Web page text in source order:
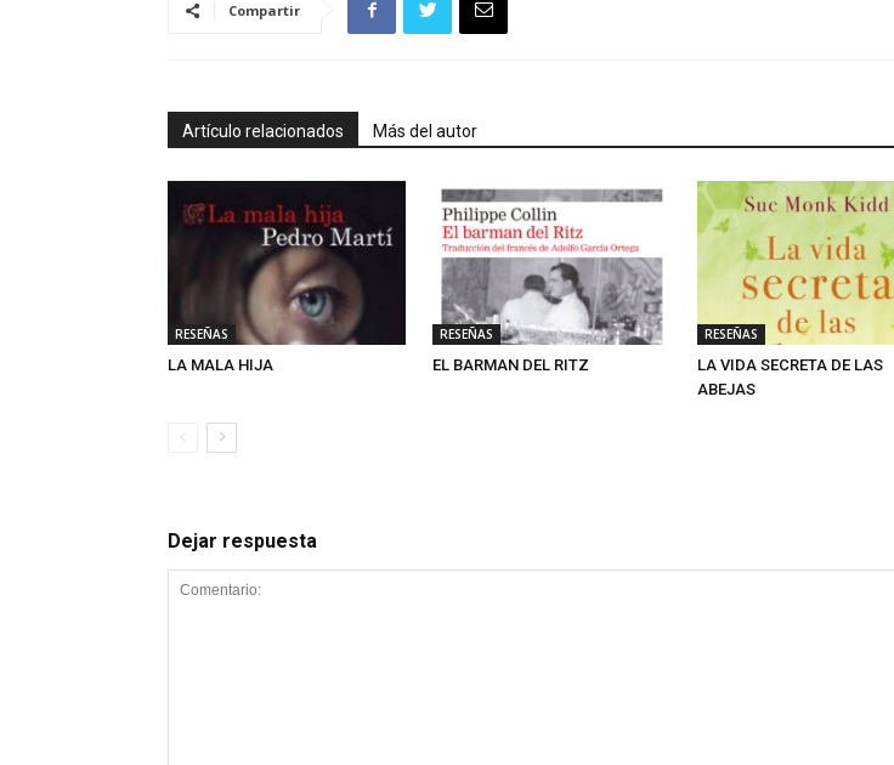
Compartir
Artículo relacionados Más del autor
RESEÑAS
LA MALA HIJA
RESEÑAS
EL BARMAN DEL RITZ
RESEÑAS
LA VIDA SECRETA DE LAS
ABEJAS
Dejar respuesta